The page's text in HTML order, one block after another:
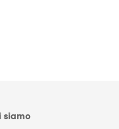
siamo